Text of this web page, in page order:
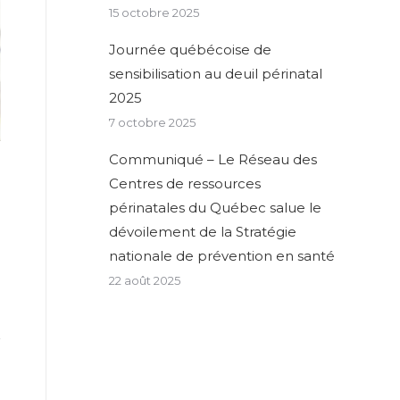
15 octobre 2025
Journée québécoise de
sensibilisation au deuil périnatal
2025
7 octobre 2025
Communiqué – Le Réseau des
Centres de ressources
périnatales du Québec salue le
dévoilement de la Stratégie
nationale de prévention en santé
22 août 2025